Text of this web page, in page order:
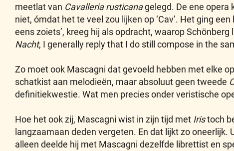
meetlat van Cavalleria rusticanagelegd. De ene opera
niet, ómdat het te veel zou lijken op ‘Cav’. Het ging
eens zoiets’, kreeg hij als opdracht, waarop
Nacht, I generally reply that I do still compose in the
Zo moet ook Mascagni dat gevoeld hebben met elke
schatkist aan melodieën, maar absoluut geen tweede
definitiekwestie. Wat men precies onder veristische
Hoe het ook zij, Mascagni wist in zijn tijd met Iristoch
langzaamaan deden vergeten. En dat lijkt zo oneerlijk.
alleen deelde hij met Mascagni dezelfde librettist en